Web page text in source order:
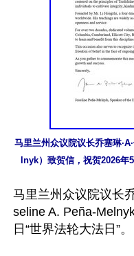
马里兰州众议院议长乔塞琳
lnyk）致贺信，祝贺2026年
马里兰州众议院议长
seline A. Peña-
日“世界法轮大法日”。